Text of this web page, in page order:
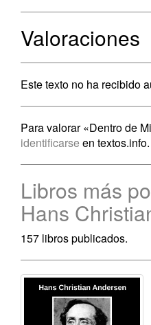
Valoraciones
Este texto no ha recibido
Para valorar «Dentro de
identificarse en textos.info.
Libros más
Hans
157 libros publicados.